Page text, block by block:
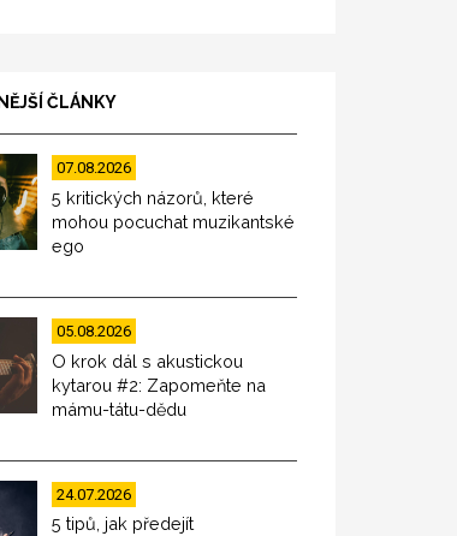
ČLÁNKY
07.08.2026
5 kritických názorů, které
mohou pocuchat muzikantské
ego
05.08.2026
O krok dál s akustickou
kytarou #2: Zapomeňte na
mámu-tátu-dědu
24.07.2026
5 tipů, jak předejít